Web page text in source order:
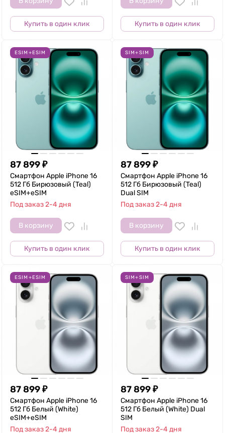
Купить в один клик Купить в один клик
ESIM+ESIM
87 899₽
Смартфон Apple iPhone 16
512 Гб Бирюзовый (Teal)
eSIM+eSIM
Под заказ 2-4 дня
В корзину
Купить в один клик
SIM+SIM
87 899₽
Смартфон Apple iPhone 16
512 Гб Бирюзовый (Teal)
Dual SIM
Под заказ 2-4 дня
В корзину
Купить в один клик
ESIM+ESIM
87 899₽
Смартфон Apple iPhone 16
512 Гб Белый (White)
eSIM+eSIM
Под заказ 2-4 дня
SIM+SIM
87 899₽
Смартфон Apple iPhone 16
512 Гб Белый (White) Dual
SIM
Под заказ 2-4 дня